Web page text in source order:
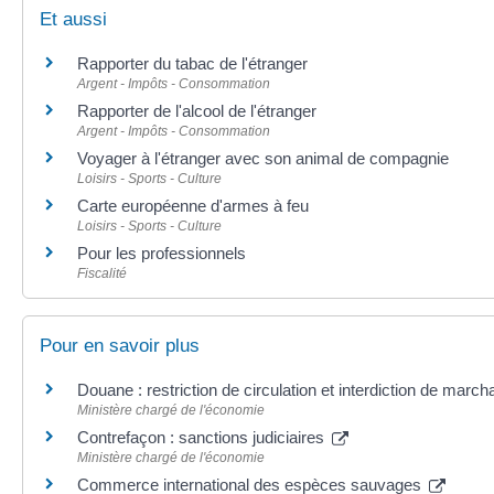
Et aussi
Rapporter du tabac de l'étranger
Argent - Impôts - Consommation
Rapporter de l'alcool de l'étranger
Argent - Impôts - Consommation
Voyager à l'étranger avec son animal de compagnie
Loisirs - Sports - Culture
Carte européenne d'armes à feu
Loisirs - Sports - Culture
Pour les professionnels
Fiscalité
Pour en savoir plus
Douane : restriction de circulation et interdiction de
Ministère chargé de l'économie
Contrefaçon : sanctions judiciaires
Ministère chargé de l'économie
Commerce international des espèces sauvages